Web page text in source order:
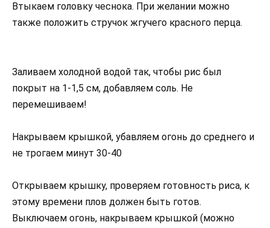
Втыкаем головку чеснока. При желании можно
также положить стручок жгучего красного перца.
Заливаем холодной водой так, чтобы рис был
покрыт на 1-1,5 см, добавляем соль. Не
перемешиваем!
Накрываем крышкой, убавляем огонь до среднего и
не трогаем минут 30-40
Открываем крышку, проверяем готовность риса, к
этому времени плов должен быть готов.
Выключаем огонь, накрываем крышкой (можно